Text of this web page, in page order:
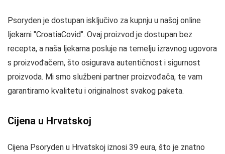
Psoryden je dostupan isključivo za kupnju u našoj online
ljekarni "CroatiaCovid". Ovaj proizvod je dostupan bez
recepta, a naša ljekarna posluje na temelju izravnog ugovora
s proizvođačem, što osigurava autentičnost i sigurnost
proizvoda. Mi smo službeni partner proizvođača, te vam
garantiramo kvalitetu i originalnost svakog paketa.
Cijena u Hrvatskoj
Cijena Psoryden u Hrvatskoj iznosi 39 eura, što je znatno